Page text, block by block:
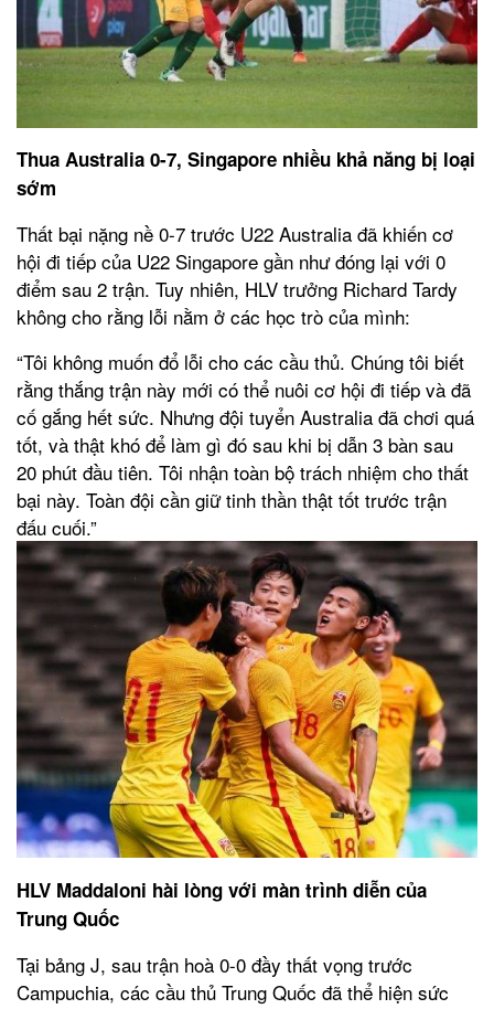
Thua Australia 0-7, Singapore nhiều khả năng bị loại
sớm
Thất bại nặng nề 0-7 trước U22 Australia đã khiến cơ
hội đi tiếp của U22 Singapore gần như đóng lại với 0
điểm sau 2 trận. Tuy nhiên, HLV trưởng Richard Tardy
không cho rằng lỗi nằm ở các học trò của mình:
“Tôi không muốn đổ lỗi cho các cầu thủ. Chúng tôi biết
rằng thắng trận này mới có thể nuôi cơ hội đi tiếp và đã
cố gắng hết sức. Nhưng đội tuyển Australia đã chơi quá
tốt, và thật khó để làm gì đó sau khi bị dẫn 3 bàn sau
20 phút đầu tiên. Tôi nhận toàn bộ trách nhiệm cho thất
bại này. Toàn đội cần giữ tinh thần thật tốt trước trận
đấu cuối.”
HLV Maddaloni hài lòng với màn trình diễn của
Trung Quốc
Tại bảng J, sau trận hoà 0-0 đầy thất vọng trước
Campuchia, các cầu thủ Trung Quốc đã thể hiện sức